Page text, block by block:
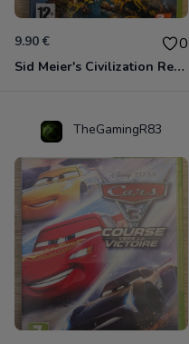
9.90 € 0
Sid Meier's Civilization Revolution Xbox 360
TheGamingR83